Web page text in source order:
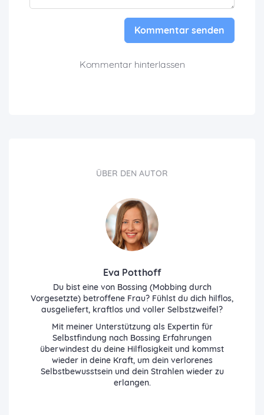
Kommentar senden
Kommentar hinterlassen
ÜBER DEN AUTOR
Eva Potthoff
Du bist eine von Bossing (Mobbing durch
Vorgesetzte) betroffene Frau? Fühlst du dich hilflos,
ausgeliefert, kraftlos und voller Selbstzweifel?
Mit meiner Unterstützung als Expertin für
Selbstfindung nach Bossing Erfahrungen
überwindest du deine Hilflosigkeit und kommst
wieder in deine Kraft, um dein verlorenes
Selbstbewusstsein und dein Strahlen wieder zu
erlangen.